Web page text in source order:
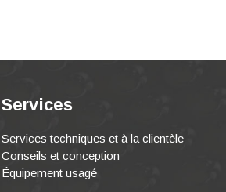
Services
Services techniques et à la clientèle
Conseils et conception
Équipement usagé